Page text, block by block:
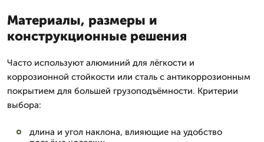
Материалы, размеры и
конструкционные решения
Часто используют алюминий для лёгкости и
коррозионной стойкости или сталь с антикоррозионным
покрытием для большей грузоподъёмности. Критерии
выбора:
длина и угол наклона, влияющие на удобство